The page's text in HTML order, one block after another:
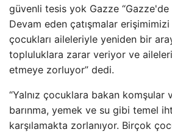
güvenli tesis yok Gazze
Devam eden çatışmalar erişimimizi
çocukları aileleriyle yeniden bir
topluluklara zarar veriyor ve
etmeye zorluyor” dedi.
“Yalnız çocuklara bakan komşular
barınma, yemek ve su gibi temel
karşılamakta zorlanıyor. Birçok